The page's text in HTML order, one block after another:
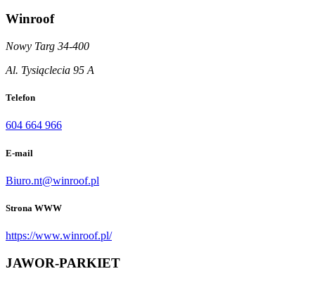
Winroof
Nowy Targ 34-400
Al. Tysiąclecia 95 A
Telefon
604 664 966
E-mail
Biuro.nt@winroof.pl
Strona WWW
https://www.winroof.pl/
JAWOR-PARKIET